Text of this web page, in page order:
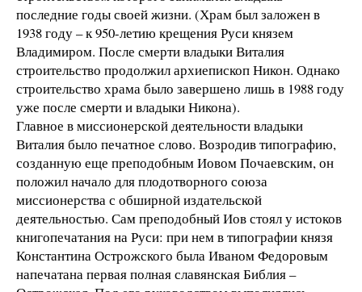
последние годы своей жизни. (Храм был заложен в
1938 году – к 950-летию крещения Руси князем
Владимиром. После смерти владыки Виталия
строительство продолжил архиепископ Никон. Однако
строительство храма было завершено лишь в 1988 году
уже после смерти и владыки Никона).
Главное в миссионерской деятельности владыки
Виталия было печатное слово. Возродив типографию,
созданную еще преподобным Иовом Почаевским, он
положил начало для плодотворного союза
миссионерства с обширной издательской
деятельностью. Сам преподобный Иов стоял у истоков
книгопечатания на Руси: при нем в типографии князя
Константина Острожского была Иваном Федоровым
напечатана первая полная славянская Библия –